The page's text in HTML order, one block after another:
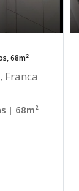
68m²
Franca
| 68m²